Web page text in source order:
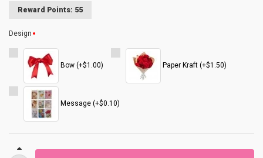
Reward Points: 55
Design
Bow (+$1.00) Paper Kraft (+$1.50)
Message (+$0.10)